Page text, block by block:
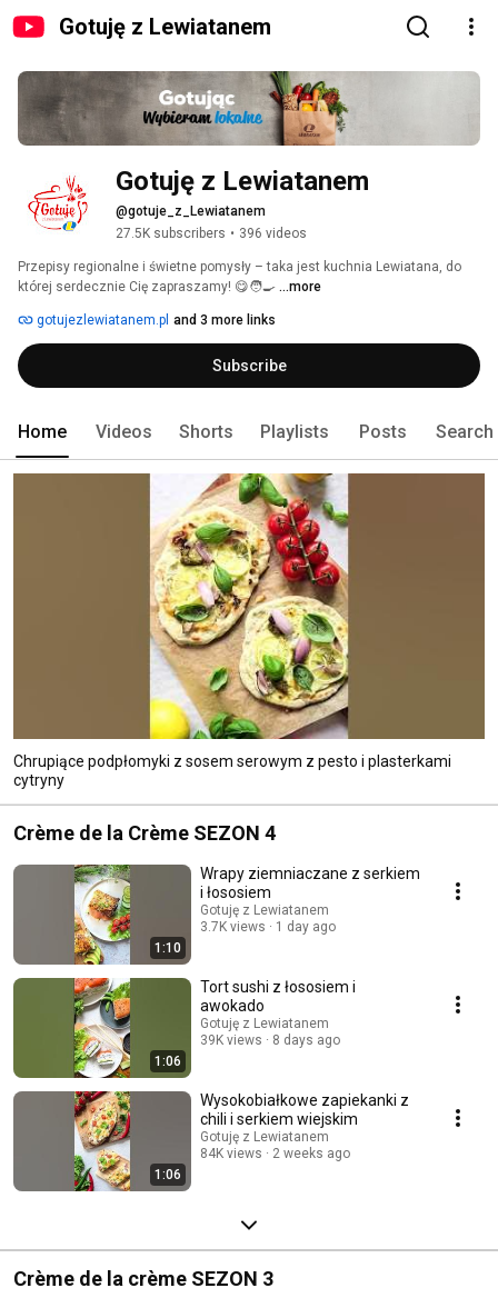
Gotuję z Lewiatanem
Gotuję z Lewiatanem
@gotuje_z_Lewiatanem
27.5K subscribers • 396 videos
Przepisy regionalne i świetne pomysły – taka jest kuchnia Lewiatana, do
której serdecznie Cię zapraszamy! 😋🧑‍🍳 ...more
gotujezlewiatanem.pl and 3 more links
Subscribe
Home Videos Shorts Playlists Posts Search
Chrupiące podpłomyki z sosem serowym z pesto i plasterkami
cytryny
Crème de la Crème SEZON 4
1:10
Wrapy ziemniaczane z serkiem
i łososiem
Gotuję z Lewiatanem
3.7K views
1 day ago
1:06
Tort sushi z łososiem i
awokado
Gotuję z Lewiatanem
39K views
8 days ago
1:06
Wysokobiałkowe zapiekanki z
chili i serkiem wiejskim
Gotuję z Lewiatanem
84K views
2 weeks ago
Crème de la crème SEZON 3